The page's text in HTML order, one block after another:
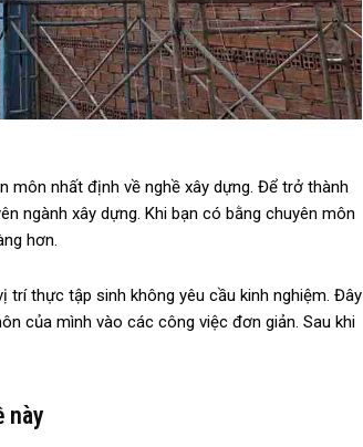
môn nhất định về nghề xây dựng. Để trở thành
ngành xây dựng. Khi bạn có bằng chuyên môn
hơn.
trí thực tập sinh không yêu cầu kinh nghiệm. Đây
của mình vào các công việc đơn giản. Sau khi
này